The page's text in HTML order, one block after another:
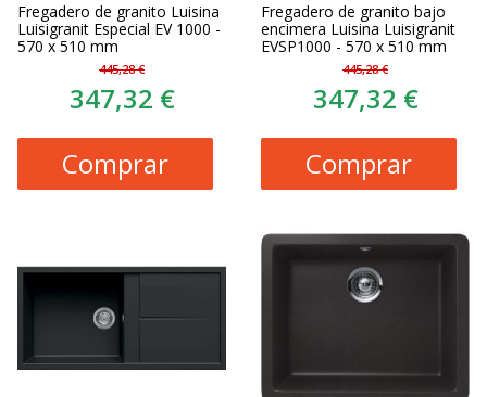
Fregadero de granito Luisina
Luisigranit Especial EV 1000 -
570 x 510 mm
445,28 €
347,32 €
Comprar
Fregadero de granito bajo
encimera Luisina Luisigranit
EVSP1000 - 570 x 510 mm
445,28 €
347,32 €
Comprar